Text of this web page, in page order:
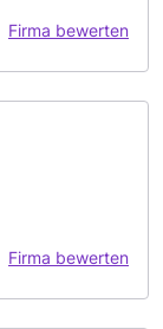
Firma bewerten
Firma bewerten